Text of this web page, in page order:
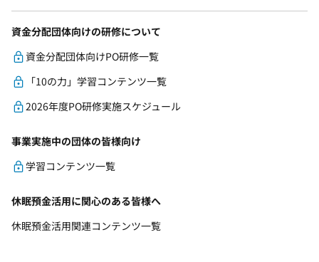
資金分配団体向けの研修について
資金分配団体向けPO研修一覧
「10の力」学習コンテンツ一覧
2026年度PO研修実施スケジュール
事業実施中の団体の皆様向け
学習コンテンツ一覧
休眠預金活用に関心のある皆様へ
休眠預金活用関連コンテンツ一覧